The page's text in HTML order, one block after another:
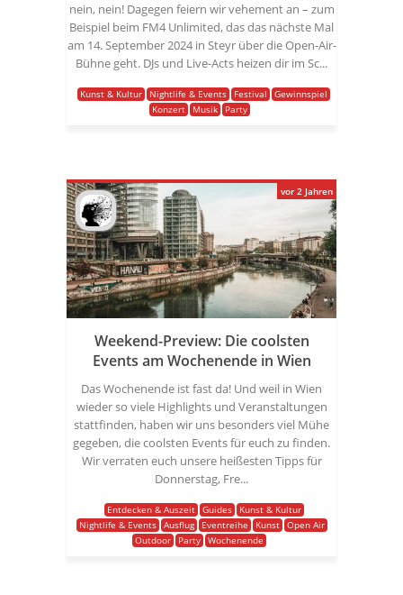
nein, nein! Dagegen feiern wir vehement an – zum
Beispiel beim FM4 Unlimited, das das nächste Mal
am 14. September 2024 in Steyr über die Open-Air-
Bühne geht. DJs und Live-Acts heizen dir im Sc...
Kunst & Kultur Nightlife & Events Festival
Gewinnspiel
Konzert
Musik Party
Weekend-Preview: Die coolsten
Events am Wochenende in Wien
Das Wochenende ist fast da! Und weil in Wien
wieder so viele Highlights und Veranstaltungen
stattfinden, haben wir uns besonders viel Mühe
gegeben, die coolsten Events für euch zu finden.
Wir verraten euch unsere heißesten Tipps für
Donnerstag, Fre...
Entdecken & Auszeit Guides
Kunst & Kultur
Nightlife & Events
Ausflug Eventreihe Kunst
Open Air
Outdoor
Party Wochenende
vor 2 Jahren